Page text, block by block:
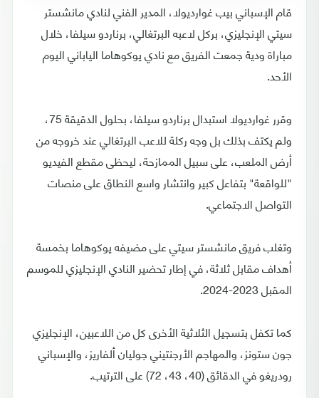
قام الإسباني بيب غوارديولا، المدير الفني لنادي مانشستر
سيتي الإنجليزي، بركل لاعبه البرتغالي، برناردو سيلفا، خلال
مباراة ودية جمعت الفريق مع نادي يوكوهاما الياباني اليوم
الأحد.
وقرر غوارديولا استبدال برناردو سيلفا، بحلول الدقيقة 75،
ولم يكتف بذلك بل وجه ركلة للاعب البرتغالي عند خروجه من
أرض الملعب، على سبيل الممازحة، ليحظى مقطع الفيديو
"للواقعة" بتفاعل كبير وانتشار واسع النطاق على منصات
التواصل الاجتماعي.
وتغلب فريق مانشستر سيتي على مضيفه يوكوهاما بخمسة
أهداف مقابل ثلاثة، في إطار تحضير النادي الإنجليزي للموسم
المقبل 2023-2024.
كما تكفل بتسجيل الثلاثية الأخرى كل من اللاعبين، الإنجليزي
جون ستونز، والمهاجم الأرجنتيني جوليان ألفاريز، والإسباني
رودريغو في الدقائق (40، 43، 72) على الترتيب.